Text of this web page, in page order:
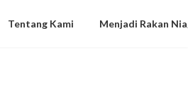
Tentang Kami Menjadi Rakan